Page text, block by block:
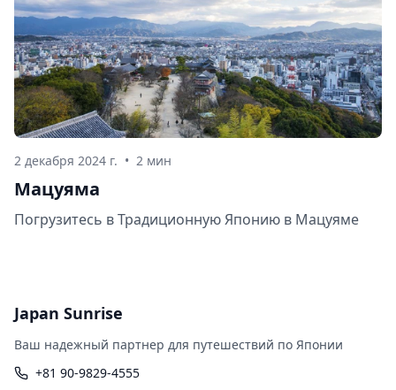
2 декабря 2024 г. • 2 мин
Мацуяма
Погрузитесь в Традиционную Японию в Мацуяме
Japan Sunrise
Ваш надежный партнер для путешествий по Японии
+81 90-9829-4555